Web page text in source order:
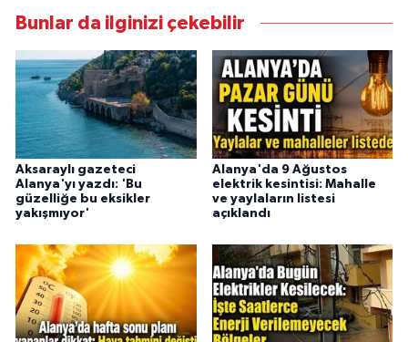
Bunlar da ilginizi çekebilir
Aksaraylı gazeteci
Alanya'yı yazdı: 'Bu
güzelliğe bu eksikler
yakışmıyor'
Alanya'da 9 Ağustos
elektrik kesintisi: Mahalle
ve yaylaların listesi
açıklandı